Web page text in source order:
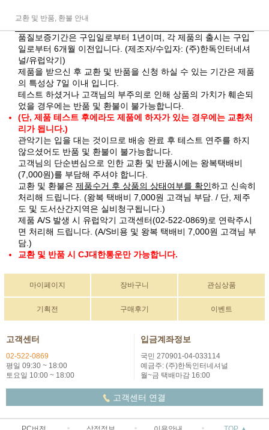
교환 및 반품, 환불 안내
품질보증기간은 구입일로부터 1년이며, 각 제품의 출시는 구입
일로부터 6개월 이전입니다. (제조자/수입자: (주)한독인터네셔
널/유럽악기)
제품을 받으신 후 교환 및 반품을 신청 하실 수 있는 기간은 제품
의 특성상 7일 이내 입니다.
테스트 하셨거나 고객님의 부주의로 인해 상품의 가치가 훼손되
었을 경우에는 반품 및 환불이 불가능합니다.
(단, 제품 테스트 후에라도 제품에 하자가 있는 경우에는 교환처
리가 됩니다.)
관악기는 입을 대는 것이므로 배송 완료 후 테스트 연주를 하지
않으셨어도 반품 및 환불이 불가능합니다.
고객님의 단순변심으로 인한 교환 및 반품시에는 왕복택배비
(7,000원)를 부담해 주셔야 합니다.
교환 및 환불은 제품수거 후 상품의 상태여부를 확인하고 신속히
처리해 드립니다. (왕복 택배비 7,000원 고객님 부담. / 단, 제주
도 및 도서산간지역은 실비청구됩니다.)
제품 A/S 발생 시 유럽악기 고객센터(02-522-0869)로 연락주시
면 처리해 드립니다. (A/S비용 및 왕복 택배비 7,000원 고객님 부
담.)
교환 및 반품 시 CJ대한통운만 가능합니다.
마이페이지 장바구니 관심상품
기획전 구매후기 이벤트
고객센터
02-522-0869
평일 09:30 ~ 18:00
토요일 10:00 ~ 18:00
입금계좌정보
국민 270901-04-033114
예금주: (주)한독인터네셔널
월~금 택배마감 16:00
고객센터 연결